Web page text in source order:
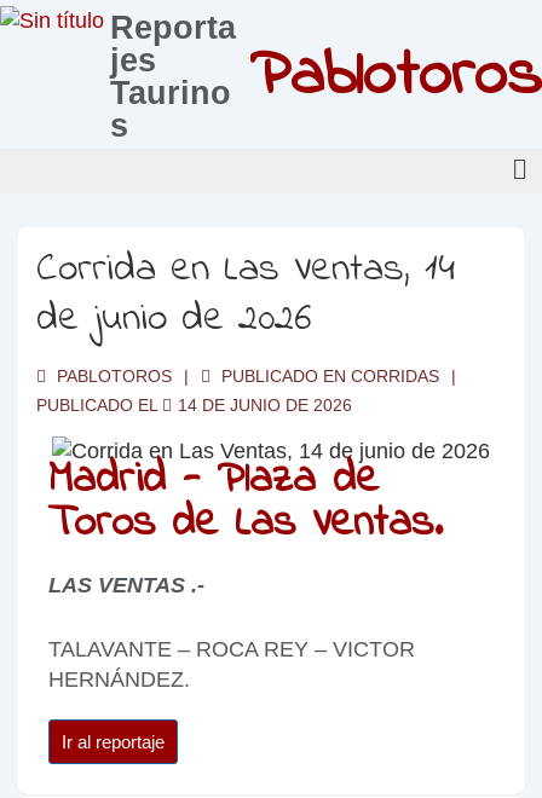
Reporta
jes
Taurino
s
Pablotoros
Corrida en Las Ventas, 14
de junio de 2026
PABLOTOROS PUBLICADO EN CORRIDAS
PUBLICADO EL
14 DE JUNIO DE 2026
Madrid - Plaza de
Toros de Las Ventas.
LAS VENTAS .-
TALAVANTE – ROCA REY – VICTOR
HERNÁNDEZ.
Ir al reportaje